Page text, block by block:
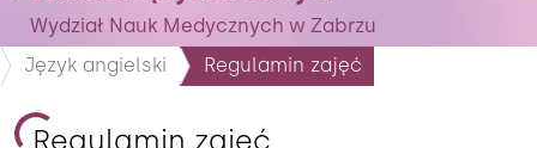
Wydział Nauk Medycznych w Zabrzu
Język angielski
Regulamin zajęć
Regulamin zajęć